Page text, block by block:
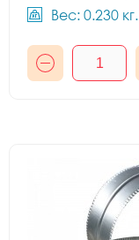
Вес: 0.230 кг.